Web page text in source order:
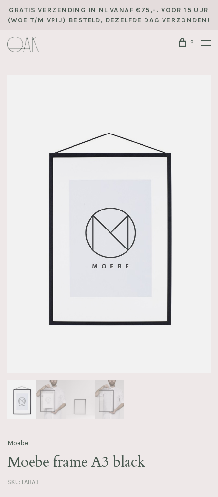
GRATIS VERZENDING IN NL VANAF €75,-. VOOR 15 UUR
(WOE T/M VRIJ) BESTELD, DEZELFDE DAG VERZONDEN!
0
Moebe
Moebe frame A3 black
SKU: FABA3